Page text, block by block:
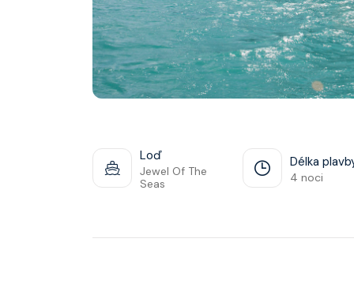
Loď
Jewel Of The
Seas
Délka
4 noci